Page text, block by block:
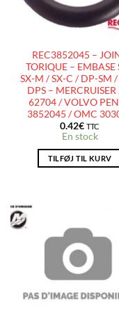
REC3852045 –
TORIQUE – EMBASE
SX-M / SX-C / DP-SM
DPS – MERCRUISER
62704 / VOLVO
3852045 / OMC
0.42€ TTC
En stock
TILFØJ TIL KURV
À LA